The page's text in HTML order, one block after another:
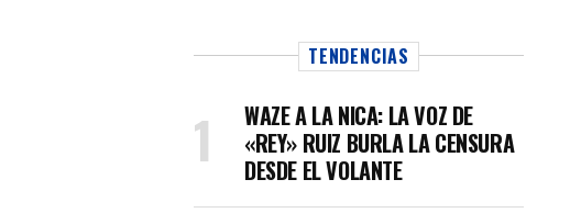
TENDENCIAS
WAZE A LA NICA: LA VOZ DE
«REY» RUIZ BURLA LA CENSURA
DESDE EL VOLANTE